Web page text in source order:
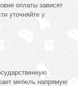
оплаты зависят
уточняйте у
мебель напрямую